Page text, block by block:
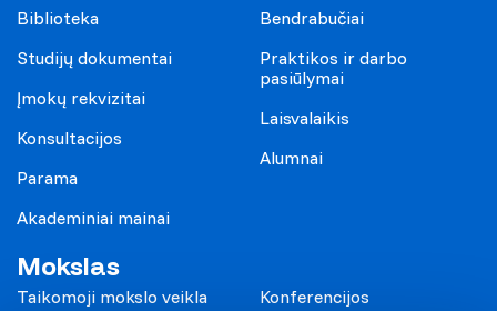
Biblioteka
Studijų dokumentai
Įmokų rekvizitai
Konsultacijos
Parama
Akademiniai mainai
Bendrabučiai
Praktikos ir darbo
pasiūlymai
Laisvalaikis
Alumnai
Mokslas
Taikomoji mokslo veikla
Konferencijos